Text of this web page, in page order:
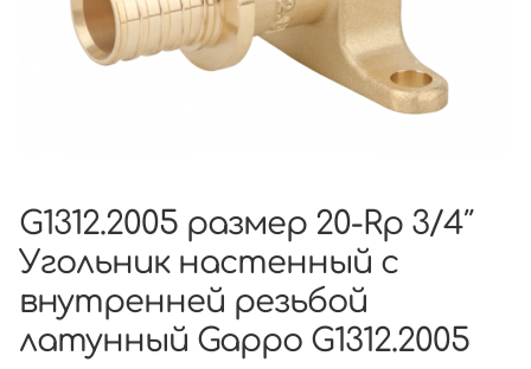
G1312.2005 размер 20-Rp 3/4″
Угольник настенный с
внутренней резьбой
латунный Gappo G1312.2005